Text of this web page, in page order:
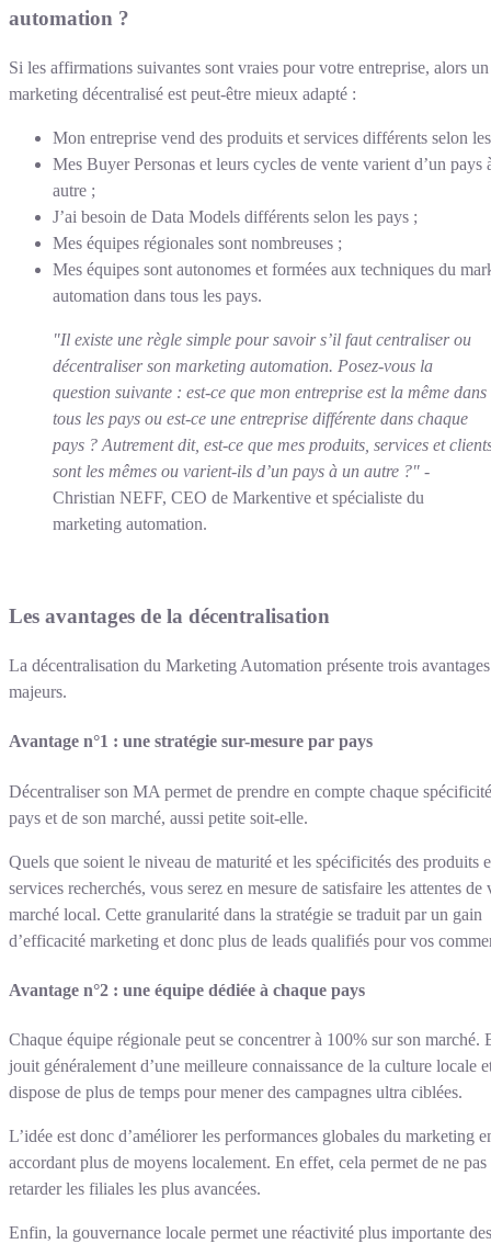
automation ?
Si les affirmations suivantes sont vraies pour votre entreprise, alors un
marketing décentralisé est peut-être mieux adapté :
Mon entreprise vend des produits et services différents selon
Mes Buyer Personas et leurs cycles de vente varient d’un pays
autre ;
J’ai besoin de Data Models différents selon les pays ;
Mes équipes régionales sont nombreuses ;
Mes équipes sont autonomes et formées aux techniques du
automation dans tous les pays.
"Il existe une règle simple pour savoir s’il faut centraliser ou
décentraliser son marketing automation. Posez-vous la
question suivante : est-ce que mon entreprise est la même dans
tous les pays ou est-ce une entreprise différente dans chaque
pays ? Autrement dit, est-ce que mes produits, services et
sont les mêmes ou varient-ils d’un pays à un autre ?" -
Christian NEFF, CEO de Markentive et spécialiste du
marketing automation.
Les avantages de la décentralisation
La décentralisation du Marketing Automation présente trois avantages
majeurs.
Avantage n°1 : une stratégie sur-mesure par pays
Décentraliser son MA permet de prendre en compte chaque
pays et de son marché, aussi petite soit-elle.
Quels que soient le niveau de maturité et les spécificités des produits
services recherchés, vous serez en mesure de satisfaire les attentes de
marché local. Cette granularité dans la stratégie se traduit par un gain
d’efficacité marketing et donc plus de leads qualifiés pour vos
Avantage n°2 : une équipe dédiée à chaque pays
Chaque équipe régionale peut se concentrer à 100% sur son marché.
jouit généralement d’une meilleure connaissance de la culture locale
dispose de plus de temps pour mener des campagnes ultra ciblées.
L’idée est donc d’améliorer les performances globales du marketing
accordant plus de moyens localement. En effet, cela permet de ne pas
retarder les filiales les plus avancées.
Enfin, la gouvernance locale permet une réactivité plus importante des